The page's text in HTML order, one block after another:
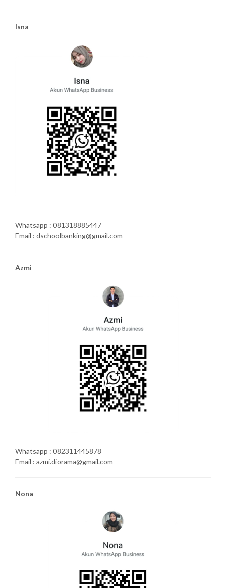
Isna
Whatsapp : 081318885447
Email : dschoolbanking@gmail.com
Azmi
Whatsapp : 082311445878
Email : azmi.diorama@gmail.com
Nona